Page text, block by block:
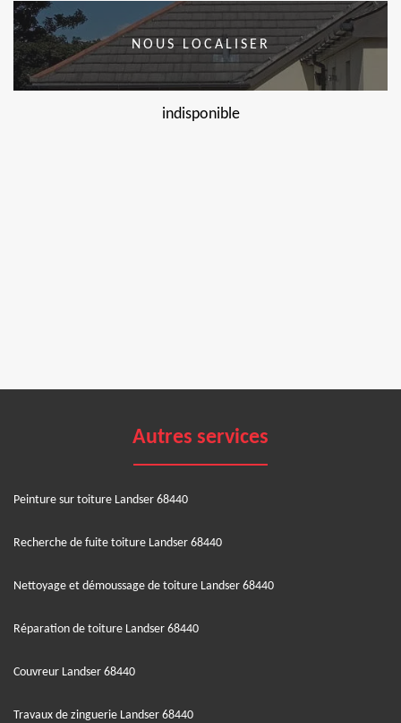
NOUS LOCALISER
indisponible
Autres services
Peinture sur toiture Landser 68440
Recherche de fuite toiture Landser 68440
Nettoyage et démoussage de toiture Landser 68440
Réparation de toiture Landser 68440
Couvreur Landser 68440
Travaux de zinguerie Landser 68440